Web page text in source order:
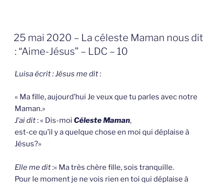
GEPLAATST
OP
25 mai 2020 – La céleste Maman nous dit
: “Aime-Jésus” – LDC – 10
Luisa écrit : Jésus me dit:
« Ma fille, aujourd’hui Je veux que tu parles avec notre
Maman.»
J’ai dit: « Dis-moi Céleste Maman,
est-ce qu’il y a quelque chose en moi qui déplaise à
Jésus?»
Elle me dit:« Ma très chère fille, sois tranquille.
Pour le moment je ne vois rien en toi qui déplaise à